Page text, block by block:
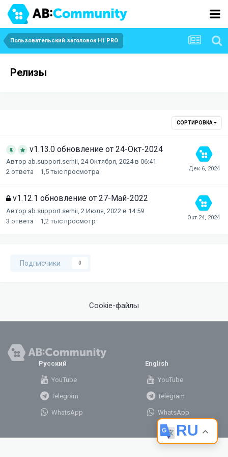
Пользовательский заголовок H1 PRO
Релизы
СОРТИРОВКА
v1.13.0 обновление от 24-Окт-2024
Автор ab.support.serhii, 24 Октября, 2024 в 06:41
2 ответа 1,5 тыс просмотра
v1.12.1 обновление от 27-Май-2022
Автор ab.support.serhii, 2 Июля, 2022 в 14:59
3 ответа 1,2 тыс просмотр
Подписчики 0
Cookie-файлы
RU
Русский
YouTube
Telegram
WhatsApp
English
YouTube
Telegram
WhatsApp